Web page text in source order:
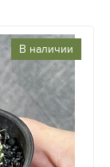
В наличии